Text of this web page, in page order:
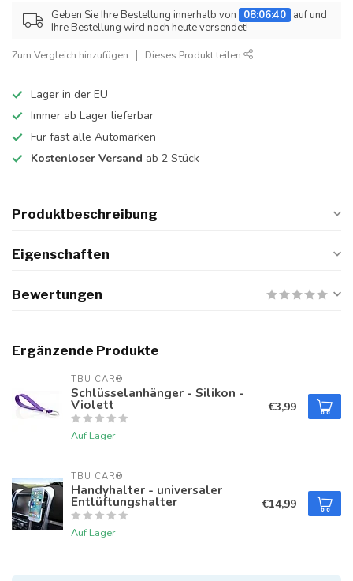
Geben Sie Ihre Bestellung innerhalb von 08:06:40 auf und
Ihre Bestellung wird noch heute versendet!
Zum Vergleich hinzufügen Dieses Produkt teilen
Lager in der EU
Immer ab Lager lieferbar
Für fast alle Automarken
Kostenloser Versand ab 2 Stück
Produktbeschreibung
Eigenschaften
Bewertungen
Ergänzende Produkte
TBU CAR®
Schlüsselanhänger - Silikon -
Violett
Auf Lager
€3,99
TBU CAR®
Handyhalter - universaler
Entlüftungshalter
Auf Lager
€14,99